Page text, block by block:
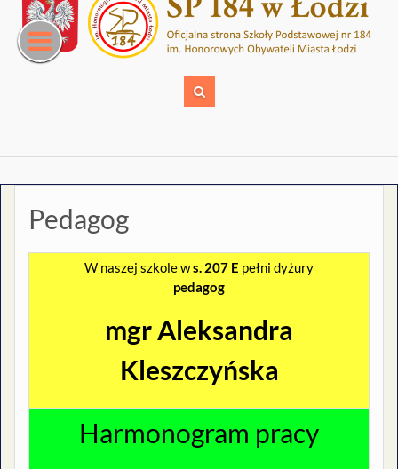
content
Pedagog
W naszej szkole ws. 207 E pełni dyżury
pedagog
mgr Aleksandra
Kleszczyńska
Harmonogram pracy